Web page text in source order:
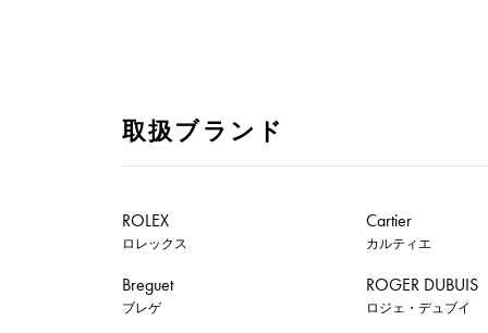
取扱ブランド
ROLEX
ロレックス
Cartier
カルティエ
Breguet
ブレゲ
ROGER DUBUIS
ロジェ・デュブイ